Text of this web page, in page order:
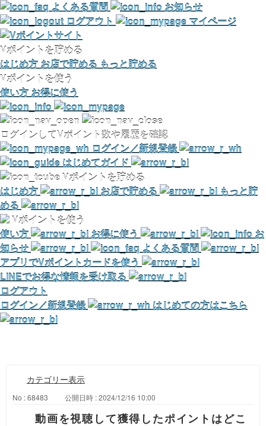
よくある質問
お知らせ
ログアウト
マイページ
Vポイントを貯める
はじめ方 お店で貯める もっと貯める
Vポイントを使う
使い方 お得に使う
ログインしてVポイント数や履歴を確認
ログイン／新規登録
はじめてガイド
Vポイントを貯める
はじめ方
お店で貯める
もっと貯
める
Vポイントを使う
使い方
お得に使う
お
知らせ
よくある質問
アプリでVポイントカードを使う
LINEでお得な情報を受け取る
ログアウト
ログイン／新規登録
はじめての方はこちら
カテゴリー表示
No : 68483 公開日時 : 2024/12/16 10:00
動画を視聴して獲得したポイントはどこ